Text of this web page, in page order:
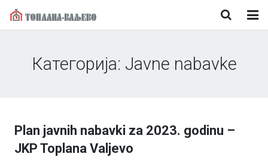
O nama
Vesti
Mediji
Категорија: Javne nabavke
Plan javnih nabavki za 2023. godinu –
JKP Toplana Valjevo